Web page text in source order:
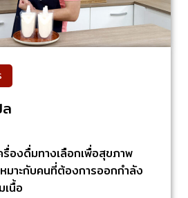
รื่องดื่มทางเลือกเพื่อสุขภาพ
มาะกับคนที่ต้องการออกกำลัง
เนื้อ